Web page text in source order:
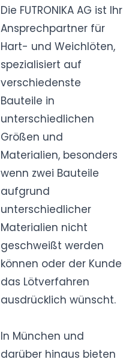
Die FUTRONIKA AG ist Ihr
Ansprechpartner für
Hart- und Weichlöten,
spezialisiert auf
verschiedenste
Bauteile in
unterschiedlichen
Größen und
Materialien, besonders
wenn zwei Bauteile
aufgrund
unterschiedlicher
Materialien nicht
geschweißt werden
können oder der Kunde
das Lötverfahren
ausdrücklich wünscht.
In München und
darüber hinaus bieten